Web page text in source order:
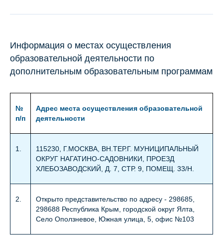
Информация о местах осуществления
образовательной деятельности по
дополнительным образовательным программам
№
п/п
Адрес места осуществления образовательной
деятельности
1.
115230, Г.МОСКВА, ВН.ТЕР.Г. МУНИЦИПАЛЬНЫЙ
ОКРУГ НАГАТИНО-САДОВНИКИ, ПРОЕЗД
ХЛЕБОЗАВОДСКИЙ, Д. 7, СТР. 9, ПОМЕЩ. 33/Н.
2.
Открыто представительство по адресу - 298685,
298688 Республика Крым, городской округ Ялта,
Село Оползневое, Южная улица, 5, офис №103